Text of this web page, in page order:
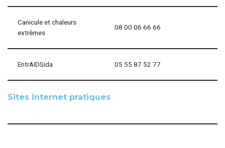
Canicule et chaleurs
extrêmes
08 00 06 66 66
EntrAIDSida 05 55 87 52 77
Sites Internet pratiques